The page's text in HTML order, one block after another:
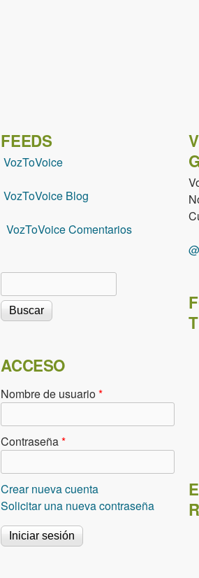
FEEDS
VozToVoice
VozToVoice Blog
VozToVoice Comentarios
Formulario de búsqueda
ACCESO
Nombre de usuario*
Contraseña*
Crear nueva cuenta
Solicitar una nueva contraseña